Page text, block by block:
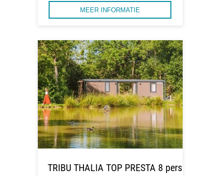
MEER INFORMATIE
TRIBU THALIA TOP PRESTA 8 pers